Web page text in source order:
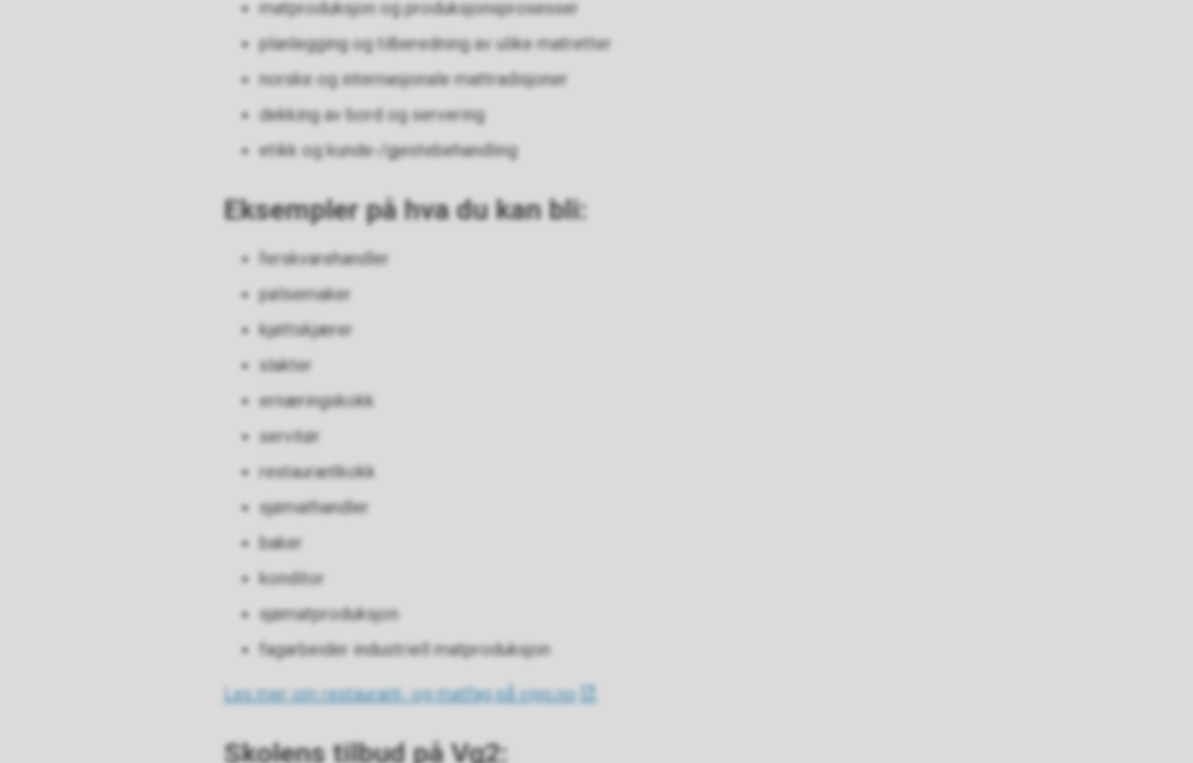
matproduksjon og produksjonsprosesser
planlegging og tilberedning av ulike matretter
norske og internasjonale mattradisjoner
dekking av bord og servering
etikk og kunde-/gjestebehandling
Eksempler på hva du kan bli:
ferskvarehandler
pølsemaker
kjøttskjærer
slakter
ernæringskokk
servitør
restaurantkokk
sjømathandler
baker
konditor
sjømatproduksjon
fagarbeider industriell matproduksjon
Les mer om restaurant- og matfag på vigo.no
Skolens tilbud på Vg2: